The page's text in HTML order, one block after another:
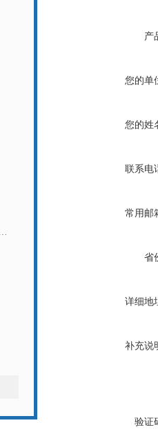
产
您的单
您的姓
联系电
常用邮
省
详细地
补充说
验证